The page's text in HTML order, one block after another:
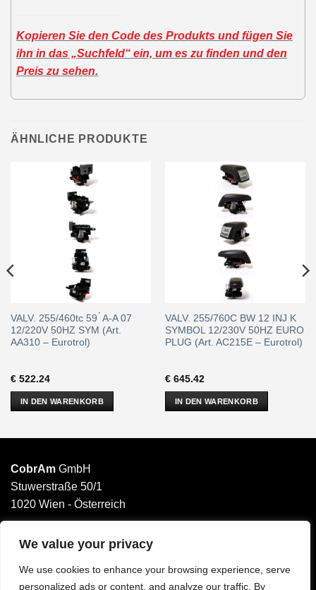
We value your privacy
We use cookies to enhance your browsing experience, serve
personalized ads or content, and analyze our traffic. By
Kopieren Sie den Code des Produkts und fügen Sie
ihn in das „Suchfeld“ ein, um es zu finden und den
Preis zu sehen.
ÄHNLICHE PRODUKTE
VALV. 255/460tc 59 ́ A-A 07
12/220V 50HZ SYM (Art.
AA310 – Eurotrol)
€522.24
IN DEN WARENKORB
VALV. 255/760C BW 12 INJ K
SYMBOL 12/230V 50HZ EURO
PLUG (Art. AC215E – Eurotrol)
€645.42
IN DEN WARENKORB
CobrAm GmbH
Stuwerstraße 50/1
1020 Wien - Österreich
______________________
Email: office@cobram.gmbh
Impressum